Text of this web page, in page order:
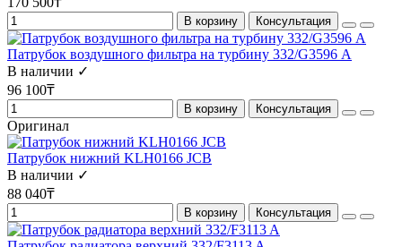
В корзину Консультация
Патрубок воздушного фильтра на турбину 332/G3596 А
В наличии ✓
96 100₸
В корзину Консультация
Оригинал
Патрубок нижний KLH0166 JCB
В наличии ✓
88 040₸
В корзину Консультация